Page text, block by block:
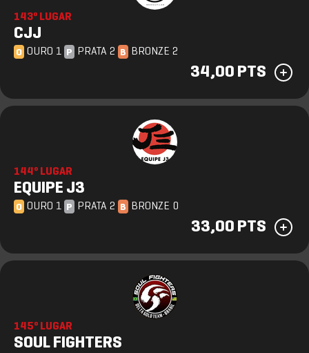
143º LUGAR
CJJ
O OURO 1 P PRATA 2 B BRONZE 2
34,00 PTS
144º LUGAR
EQUIPE J3
O OURO 1 P PRATA 2 B BRONZE 0
33,00 PTS
145º LUGAR
SOUL FIGHTERS